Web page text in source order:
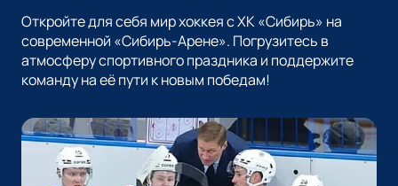
Откройте для себя мир хоккея с ХК «Сибирь» на
современной «Сибирь-Арене». Погрузитесь в
атмосферу спортивного праздника и поддержите
команду на её пути к новым победам!